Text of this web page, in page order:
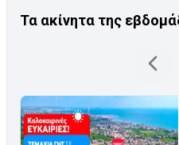
Τα ακίνητα της